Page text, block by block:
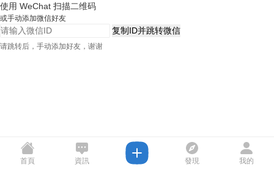
使用 WeChat 扫描二维码
或手动添加微信好友
复制ID并跳转微信
请跳转后，手动添加好友，谢谢
首頁 資訊 發現 我的